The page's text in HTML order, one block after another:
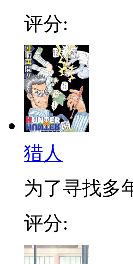
评分:
猎人
为了寻找多
评分: